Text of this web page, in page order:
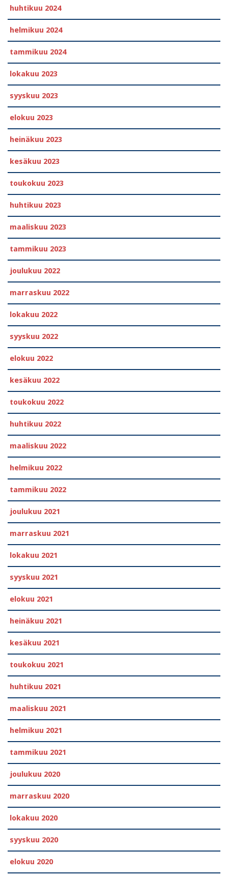
huhtikuu 2024
helmikuu 2024
tammikuu 2024
lokakuu 2023
syyskuu 2023
elokuu 2023
heinäkuu 2023
kesäkuu 2023
toukokuu 2023
huhtikuu 2023
maaliskuu 2023
tammikuu 2023
joulukuu 2022
marraskuu 2022
lokakuu 2022
syyskuu 2022
elokuu 2022
kesäkuu 2022
toukokuu 2022
huhtikuu 2022
maaliskuu 2022
helmikuu 2022
tammikuu 2022
joulukuu 2021
marraskuu 2021
lokakuu 2021
syyskuu 2021
elokuu 2021
heinäkuu 2021
kesäkuu 2021
toukokuu 2021
huhtikuu 2021
maaliskuu 2021
helmikuu 2021
tammikuu 2021
joulukuu 2020
marraskuu 2020
lokakuu 2020
syyskuu 2020
elokuu 2020